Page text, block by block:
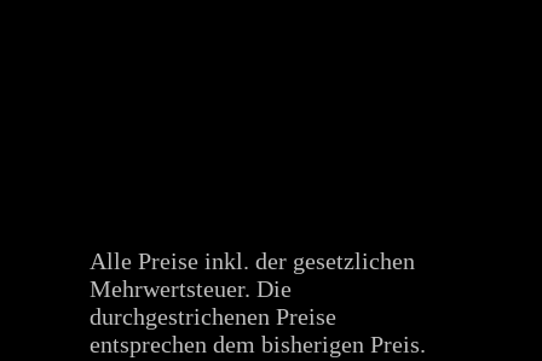
Alle Preise inkl. der gesetzlichen
Mehrwertsteuer. Die
durchgestrichenen Preise
entsprechen dem bisherigen Preis.